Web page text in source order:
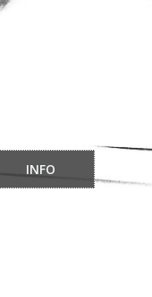
INFO